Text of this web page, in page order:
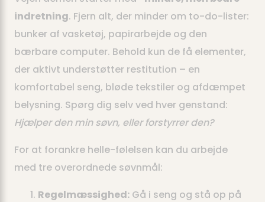
indretning. Fjern alt, der minder om to-do-lister:
bunker af vasketøj, papirarbejde og den
bærbare computer. Behold kun de få elementer,
der aktivt understøtter restitution – en
komfortabel seng, bløde tekstiler og afdæmpet
belysning. Spørg dig selv ved hver genstand:
Hjælper den min søvn, eller forstyrrer den?
For at forankre helle-følelsen kan du arbejde
med tre overordnede søvnmål:
Regelmæssighed: Gå i seng og stå op på